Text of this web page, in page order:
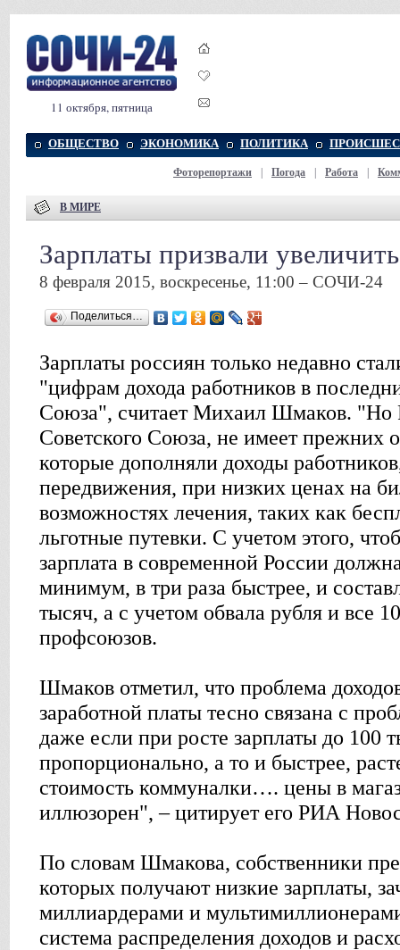
11 октября, пятница
ОБЩЕСТВО ЭКОНОМИКА ПОЛИТИКА
Фоторепортажи Погода Работа
В МИРЕ
Зарплаты призвали
8 февраля 2015, воскресенье, 11:00 – СОЧИ-24
Поделиться…
Зарплаты россиян только недавно
"цифрам дохода работников в
Союза", считает Михаил Шмаков. "Но
Советского Союза, не имеет прежних
которые дополняли доходы
передвижения, при низких ценах на
возможностях лечения, таких как
льготные путевки. С учетом этого,
зарплата в современной России
минимум, в три раза быстрее, и
тысяч, а с учетом обвала рубля и все
профсоюзов.
Шмаков отметил, что проблема
заработной платы тесно связана с
даже если при росте зарплаты до 100
пропорционально, а то и быстрее,
стоимость коммуналки…. цены в
иллюзорен", – цитирует его РИА
По словам Шмакова, собственники
которых получают низкие зарплаты,
миллиардерами и
система распределения доходов и